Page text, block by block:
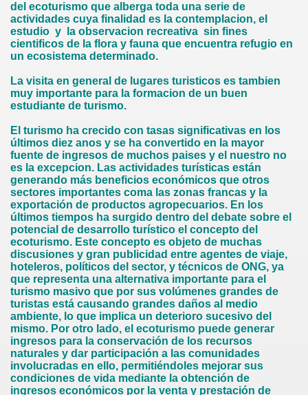
del ecoturismo que alberga toda una serie de
actividades cuya finalidad es la contemplacion, el
estudio y la observacion recreativa sin fines
cientificos de la flora y fauna que encuentra refugio en
un ecosistema determinado.
La visita en general de lugares turisticos es tambien
muy importante para la formacion de un buen
estudiante de turismo.
El turismo ha crecido con tasas significativas en los
últimos diez anos y se ha convertido en la mayor
fuente de ingresos de muchos paises y el nuestro no
es la excepcion. Las actividades turísticas están
generando más beneficios económicos que otros
sectores importantes coma las zonas francas y la
exportación de productos agropecuarios. En los
últimos tiempos ha surgido dentro del debate sobre el
potencial de desarrollo turístico el concepto del
ecoturismo. Este concepto es objeto de muchas
discusiones y gran publicidad entre agentes de viaje,
hoteleros, políticos del sector, y técnicos de ONG, ya
que representa una alternativa importante para el
turismo masivo que por sus volúmenes grandes de
turistas está causando grandes daños al medio
ambiente, lo que implica un deterioro sucesivo del
mismo. Por otro lado, el ecoturismo puede generar
ingresos para la conservación de los recursos
naturales y dar participación a las comunidades
involucradas en ello, permitiéndoles mejorar sus
condiciones de vida mediante la obtención de
ingresos económicos por la venta y prestación de